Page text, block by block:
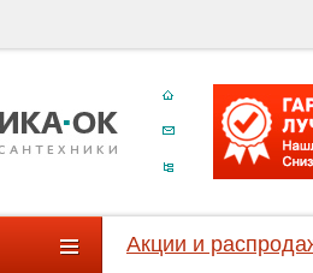
Акции и